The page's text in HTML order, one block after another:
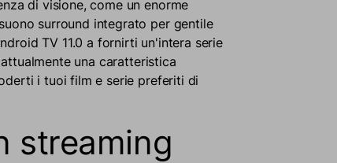
di visione, come un enorme
surround integrato per gentile
TV 11.0 a fornirti un'intera serie
una caratteristica
i tuoi film e serie preferiti di
streaming